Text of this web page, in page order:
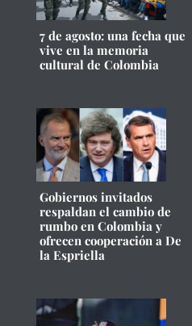
7 de agosto: una fecha que
vive en la memoria
cultural de Colombia
Gobiernos invitados
respaldan el cambio de
rumbo en Colombia y
ofrecen cooperación a De
la Espriella